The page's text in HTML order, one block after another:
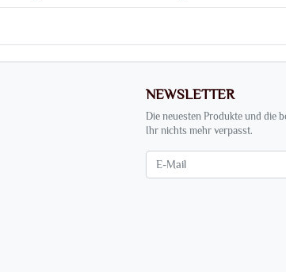
NEWSLETTER
Die neuesten Produkte und die
Ihr nichts mehr verpasst.
Newsletter